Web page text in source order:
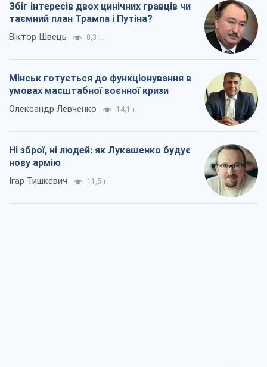
Збіг інтересів двох цинічних гравців чи
таємний план Трампа і Путіна?
Віктор Швець 8,3 т.
Мінськ готується до функціонування в
умовах масштабної воєнної кризи
Олександр Левченко 14,1 т.
Ні зброї, ні людей: як Лукашенко будує
нову армію
Ігар Тишкевич 11,5 т.